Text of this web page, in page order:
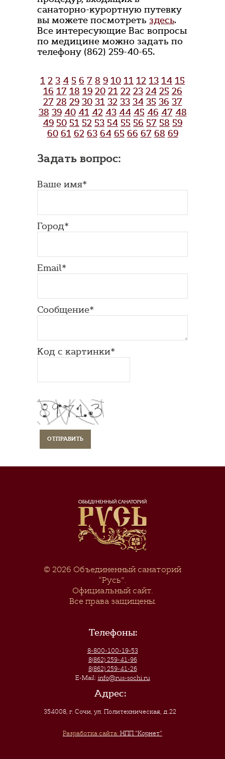
санаторно-курортную путевку
вы можете посмотреть здесь.
Все интересующие Вас вопросы
по медицине можно задать по
телефону (862) 259-40-65.
1 2 3 4 5 6 7 8 9 10 11 12 13 14 15
16 17 18 19 20 21 22 23 24 25 26
27 28 29 30 31 32 33 34 35 36 37
38 39 40 41 42 43 44 45 46 47 48
49 50 51 52 53 54 55 56 57 58 59
60 61 62 63 64 65 66 67 68 69
Задать вопрос:
Ваше имя*
Город*
Email*
Сообщение*
Код с картинки*
© 2026 Объединенный санаторий
“Русь”.
Официальный сайт.
Все права защищены.
Телефоны:
8-800-100-19-53
8(862) 259-41-96
8(862) 259-41-26
E-Mail: info@rus-sochi.ru
Адрес:
354008, г. Сочи,ул. Политехническая, д.22
Разработка сайта: НПП "Корнет"